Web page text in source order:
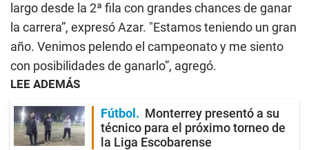
largo desde la 2ª fila con grandes chances de ganar
la carrera”, expresó Azar. "Estamos teniendo un gran
año. Venimos pelendo el campeonato y me siento
con posibilidades de ganarlo”, agregó.
LEE ADEMÁS
Fútbol
Monterrey presentó a su
técnico para el próximo torneo de
la Liga Escobarense